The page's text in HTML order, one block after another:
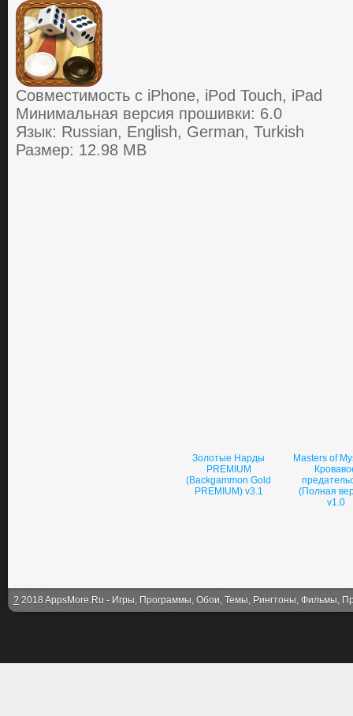
Совместимость с iPhone, iPod Touch, iPad
Минимальная версия прошивки: 6.0
Язык: Russian, English, German, Turkish
Размер: 12.98 MB
Золотые Нарды
PREMIUM
(Backgammon Gold
PREMIUM) v3.1
Masters of
(Полная
v1.0
? 2018 AppsMore.Ru - Игры, Программы, Обои, Темы, Рингтоны, Фильмы,